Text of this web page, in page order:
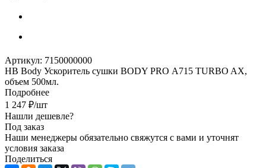
Артикул: 7150000000
HB Body Ускоритель сушки BODY PRO А715 TURBO AX,
объем 500мл.
Подробнее
1 247 ₽/шт
Нашли дешевле?
Под заказ
Наши менеджеры обязательно свяжутся с вами и уточнят
условия заказа
Поделиться